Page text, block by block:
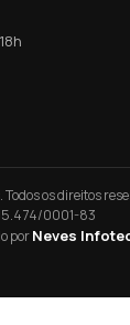
os direitos
0001-83
porNeves